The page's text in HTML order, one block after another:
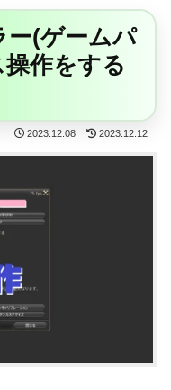
ー(ゲームパ
作をする
2023.12.08 2023.12.12